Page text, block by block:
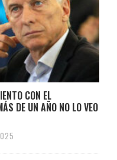
CON EL
DE UN AÑO NO LO VEO